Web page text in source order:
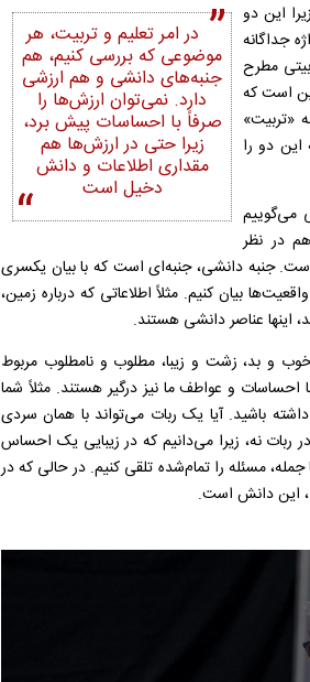
در امر تعلیم و تربیت، هر
موضوعی که بررسی کنیم، هم
جنبه‌های دانشی و هم ارزشی
دارد. نمی‌توان ارزش‌ها را
صرفاً با احساسات پیش برد،
زیرا حتی در ارزش‌ها هم
مقداری اطلاعات و دانش
دخیل است
این دو
جداگانه
مطرح
است که
«تربیت»
این دو را
می‌گوییم
در نظر
جنبه دانشی، جنبه‌ای است که با بیان یکسری
بیان کنیم. مثلاً اطلاعاتی که درباره زمین،
اینها عناصر دانشی هستند.
و بد، زشت و زیبا، مطلوب و نامطلوب مربوط
احساسات و عواطف ما نیز درگیر هستند. مثلاً شما
باشید. آیا یک ربات می‌تواند با همان سردی
ربات نه، زیرا می‌دانیم که در زیبایی یک احساس
مسئله را تمام‌شده تلقی کنیم. در حالی که در
این دانش است.